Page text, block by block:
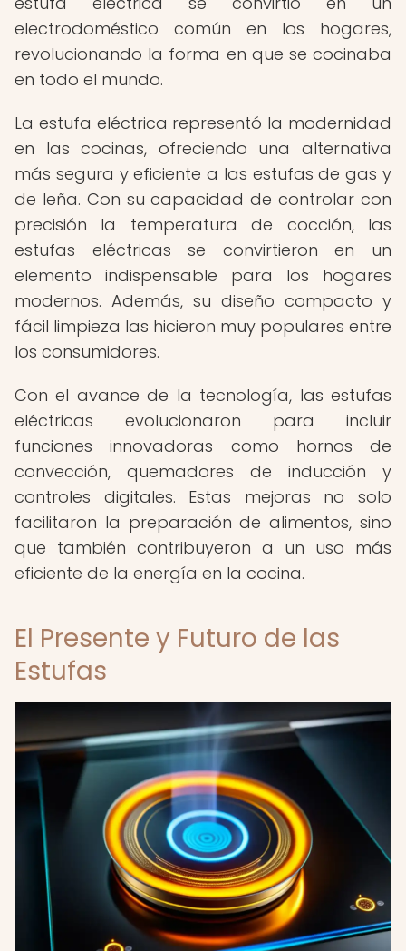
electrodoméstico común en los hogares,
revolucionando la forma en que se cocinaba
en todo el mundo.
La estufa eléctrica representó la modernidad
en las cocinas, ofreciendo una alternativa
más segura y eficiente a las estufas de gas y
de leña. Con su capacidad de controlar con
precisión la temperatura de cocción, las
estufas eléctricas se convirtieron en un
elemento indispensable para los hogares
modernos. Además, su diseño compacto y
fácil limpieza las hicieron muy populares entre
los consumidores.
Con el avance de la tecnología, las estufas
eléctricas evolucionaron para incluir
funciones innovadoras como hornos de
convección, quemadores de inducción y
controles digitales. Estas mejoras no solo
facilitaron la preparación de alimentos, sino
que también contribuyeron a un uso más
eficiente de la energía en la cocina.
El Presente y Futuro de las
Estufas